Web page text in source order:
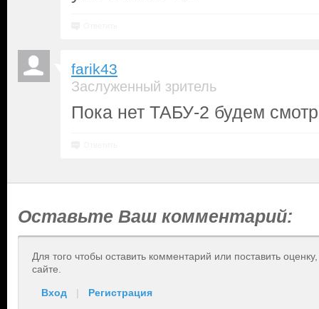
farik43
Заслуженный зритель
Пока нет ТАБУ-2 будем
Оставьте Ваш комментарий:
Для того чтобы оставить комментарий или поставить
сайте.
Вход | Регистрация